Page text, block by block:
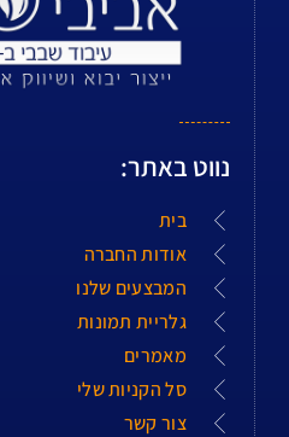
נווט באתר:
בית
אודות החברה
המבצעים שלנו
גלריית תמונות
מאמרים
סל הקניות שלי
צור קשר